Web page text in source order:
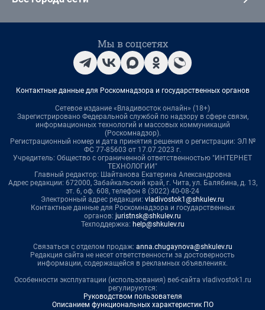
Мы в соцсетях
Контактные данные для Роскомнадзора и государственных органов
Сетевое издание «Владивосток онлайн» (18+)
Зарегистрировано Федеральной службой по надзору в сфере связи,
информационных технологий и массовых коммуникаций
(Роскомнадзор).
Регистрационный номер и дата принятия решения о регистрации: ЭЛ №
ФС 77-85603 от 17.07.2023 г.
Учредитель: Общество с ограниченной ответственностью "ИНТЕРНЕТ
ТЕХНОЛОГИИ"
Главный редактор: Шайтанова Екатерина Александровна
Адрес редакции: 672000, Забайкальский край, г. Чита, ул. Балябина, д. 13,
эт. 6, оф. 608, телефон 8 (3022) 40-08-24
Электронный адрес редакции: vladivostok1@shkulev.ru
Контактные данные для Роскомнадзора и государственных
органов: juristnsk@shkulev.ru
Техподдержка: help@shkulev.ru
Связаться с отделом продаж: anna.chugaynova@shkulev.ru
Редакция сайта не несет ответственности за достоверность
информации, содержащейся в рекламных объявлениях.
Особенности эксплуатации (использования) веб-сайта vladivostok1.ru
регулируются:
Руководством пользователя
Описанием функциональных характеристик ПО